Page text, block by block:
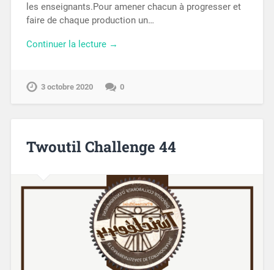
les enseignants.Pour amener chacun à progresser et
faire de chaque production un…
Continuer la lecture →
3 octobre 2020 0
Twoutil Challenge 44